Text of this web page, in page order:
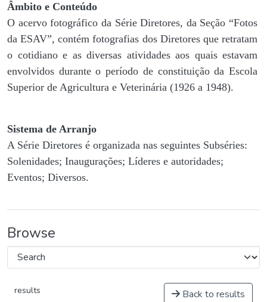
Âmbito e Conteúdo
O acervo fotográfico da Série Diretores, da Seção “Fotos
da ESAV”, contém fotografias dos Diretores que retratam
o cotidiano e as diversas atividades aos quais estavam
envolvidos durante o período de constituição da Escola
Superior de Agricultura e Veterinária (1926 a 1948).
Sistema de Arranjo
A Série Diretores é organizada nas seguintes Subséries:
Solenidades; Inaugurações; Líderes e autoridades;
Eventos; Diversos.
Browse
results Back to results